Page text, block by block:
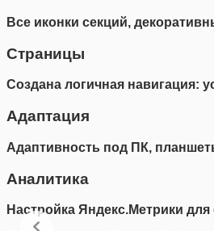
Все иконки секций,
Страницы
Создана логичная навигация:
Адаптация
Адаптивность под ПК,
Аналитика
Настройка Яндекс.Метрики